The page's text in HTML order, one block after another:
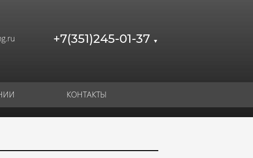
+7(351)245-01-37 ▼
КОНТАКТЫ